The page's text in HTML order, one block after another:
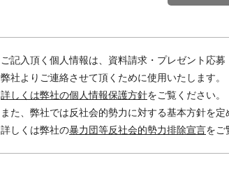
ご記入頂く個人情報は、資料請求・プレゼント応
弊社よりご連絡させて頂くために使用いたします。
詳しくは弊社の個人情報保護方針をご覧ください。
また、弊社では反社会的勢力に対する基本方針を定
詳しくは弊社の暴力団等反社会的勢力排除宣言をご